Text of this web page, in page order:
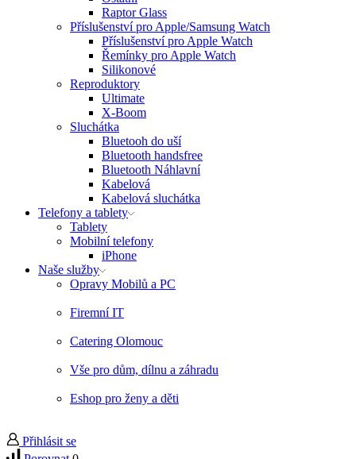
Raptor Glass
Příslušenství pro Apple/Samsung Watch
Příslušenství pro Apple Watch
Řemínky pro Apple Watch
Silikonové
Reproduktory
Ultimate
X-Boom
Sluchátka
Bluetooh do uší
Bluetooth handsfree
Bluetooth Náhlavní
Kabelová
Kabelová sluchátka
Telefony a tablety
Tablety
Mobilní telefony
iPhone
Naše služby
Opravy Mobilů a PC
Firemní IT
Catering Olomouc
Vše pro dům, dílnu a záhradu
Eshop pro ženy a děti
Přihlásit se